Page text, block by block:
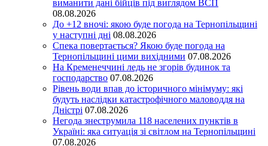
виманити дані бійців під виглядом ВСП
08.08.2026
До +12 вночі: якою буде погода на Тернопільщині
у наступні дні 08.08.2026
Спека повертається? Якою буде погода на
Тернопільщині цими вихідними 07.08.2026
На Кременеччині ледь не згорів будинок та
господарство 07.08.2026
Рівень води впав до історичного мінімуму: які
будуть наслідки катастрофічного маловоддя на
Дністрі 07.08.2026
Негода знеструмила 118 населених пунктів в
Україні: яка ситуація зі світлом на Тернопільщині
07.08.2026